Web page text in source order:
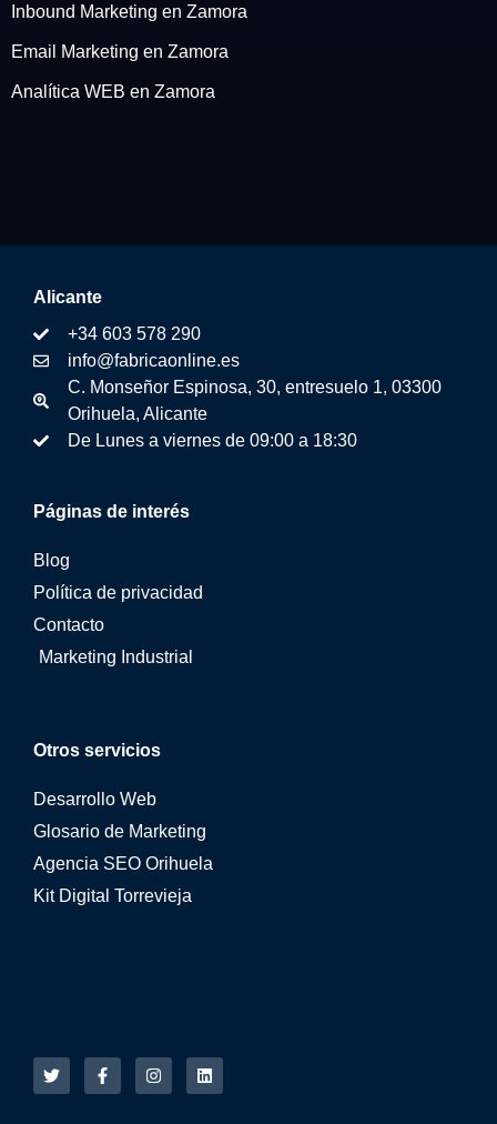
Inbound Marketing en Zamora
Email Marketing en Zamora
Analítica WEB en Zamora
Otros servicios
Desarrollo Web
Glosario de Marketing
Agencia SEO Orihuela
Kit Digital Torrevieja
Páginas de interés
Blog
Política de privacidad
Contacto
Marketing Industrial
Alicante
+34 603 578 290
info@fabricaonline.es
C. Monseñor Espinosa, 30, entresuelo 1, 03300
Orihuela, Alicante
De Lunes a viernes de 09:00 a 18:30